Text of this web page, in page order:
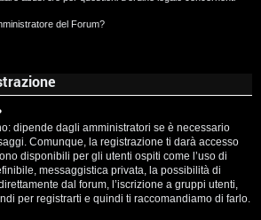
del Forum?
dipende dagli amministratori se è necessario
Comunque, la registrazione ti darà accesso
disponibili per gli utenti ospiti come l’uso di
messaggistica privata, la possibilità di
dal forum, l’iscrizione a gruppi utenti,
per registrarti e quindi ti raccomandiamo di farlo.